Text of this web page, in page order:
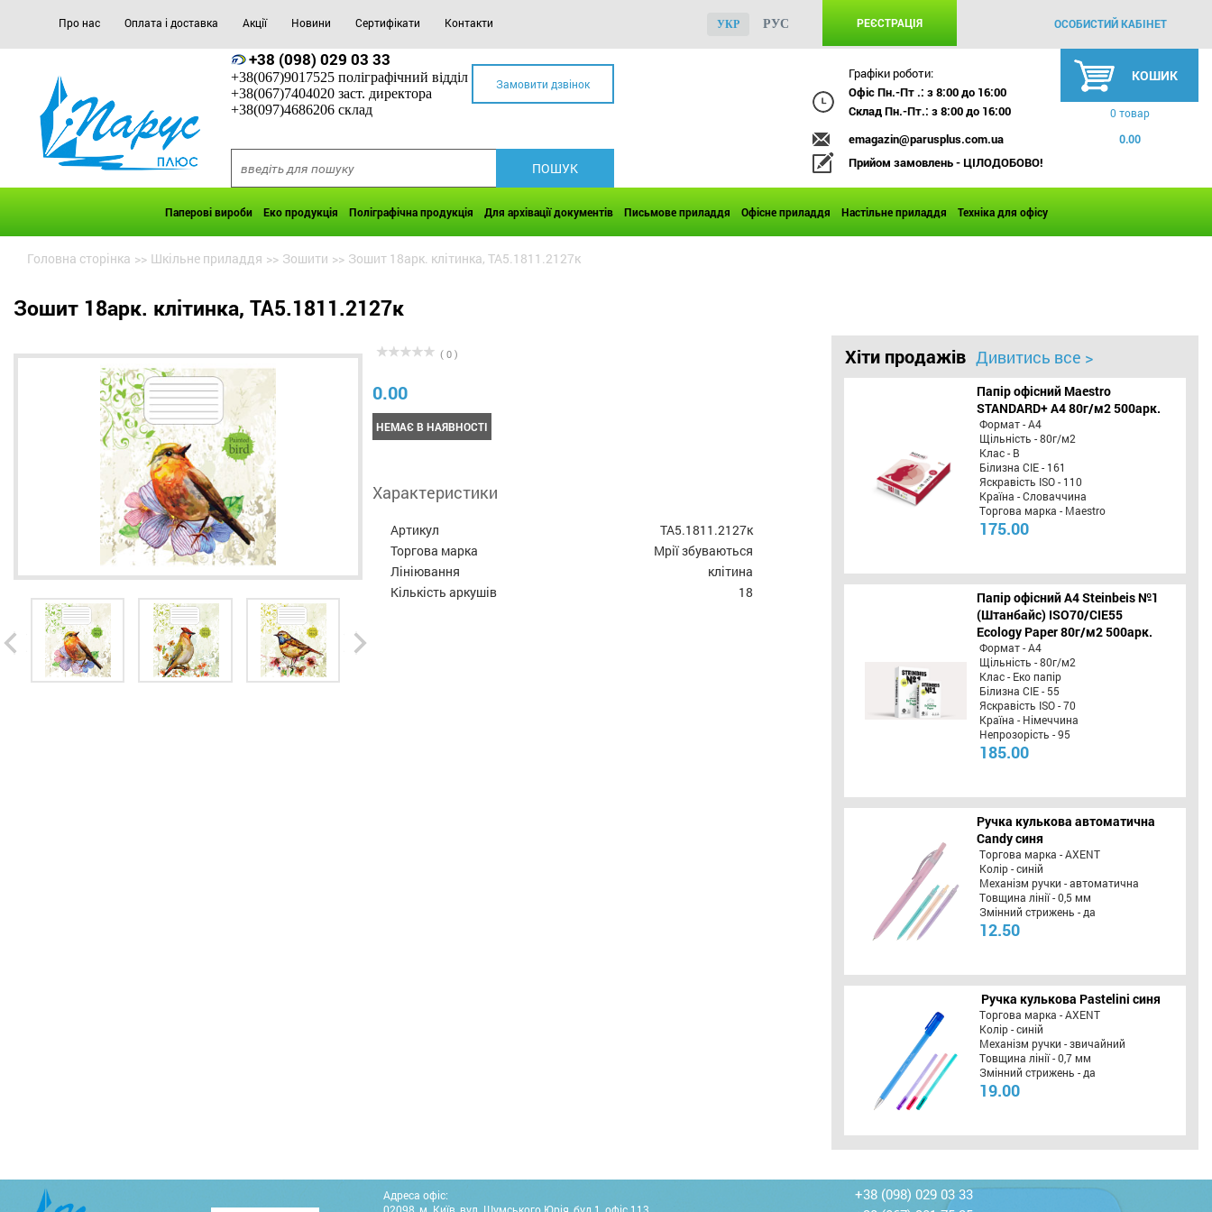
Про нас Оплата і доставка Акції Новини Сертифікати Контакти РЕЄСТРАЦІЯ ОСОБИСТИЙ КАБІНЕТ
УКР РУС
+38 (098) 029 03 33
+38(067)9017525 поліграфічний відділ
+38(067)7404020 заст. директора
+38(097)4686206 склад
Замовити дзвінок
Графіки роботи:
Офіс Пн.-Пт .: з 8:00 до 16:00
Склад Пн.-Пт.: з 8:00 до 16:00
emagazin@parusplus.com.ua
Прийом замовлень - ЦІЛОДОБОВО!
КОШИК
0 товар
0.00
Паперові вироби Еко продукція Поліграфічна продукція Для архівації документів Письмове приладдя Офісне приладдя Настільне приладдя Техніка для офісу
Головна сторінка >> Шкільне приладдя >> Зошити >> Зошит 18арк. клітинка, ТА5.1811.2127к
Зошит 18арк. клітинка, ТА5.1811.2127к
( 0 )
0.00
НЕМАЄ В НАЯВНОСТІ
Характеристики
Артикул
ТА5.1811.2127к
Торгова марка
Мрії збуваються
Лініювання
клітина
Кількість аркушів
18
Хіти продажів Дивитись все >
Папір офісний Maestro
STANDARD+ А4 80г/м2 500арк.
Формат - А4
Щільність - 80г/м2
Клас - B
Білизна CIE - 161
Яскравість ISO - 110
Країна - Словаччина
Торгова марка - Maestro
175.00
Папір офісний A4 Steinbeis №1
(Штанбайс) ISO70/СІЕ55
Ecology Paper 80г/м2 500арк.
Формат - А4
Щільність - 80г/м2
Клас - Еко папір
Білизна CIE - 55
Яскравість ISO - 70
Країна - Німеччина
Непрозорість - 95
185.00
Ручка кулькова автоматична
Candy синя
Торгова марка - AXENT
Колір - синій
Механізм ручки - автоматична
Товщина лінії - 0,5 мм
Змінний стрижень - да
12.50
Ручка кулькова Pastelini синя
Торгова марка - AXENT
Колір - синій
Механізм ручки - звичайний
Товщина лінії - 0,7 мм
Змінний стрижень - да
19.00
Адреса офіс:
+38 (098) 029 03 33